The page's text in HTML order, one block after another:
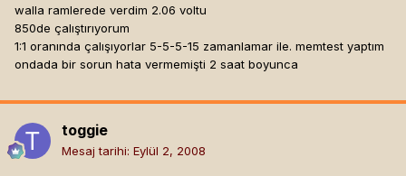
walla ramlerede verdim 2.06 voltu
850de çalıştırıyorum
1:1 oranında çalışıyorlar 5-5-5-15 zamanlamar ile. memtest yaptım
ondada bir sorun hata vermemişti 2 saat boyunca
toggie
Mesaj tarihi: Eylül 2, 2008